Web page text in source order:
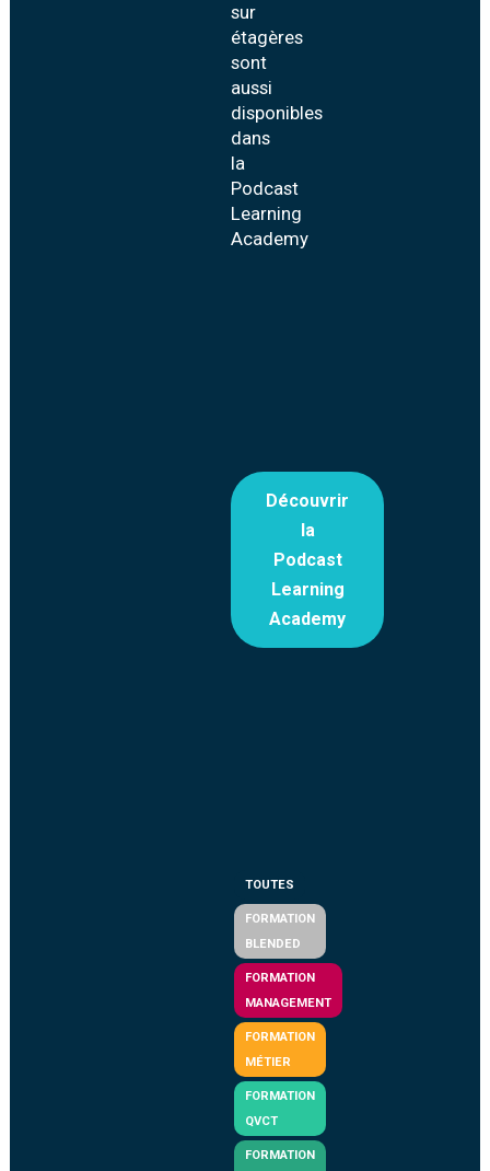
sur
étagères
sont
aussi
disponibles
dans
la
Podcast
Learning
Academy
Découvrir
la
Podcast
Learning
Academy
TOUTES
FORMATION
BLENDED
FORMATION
MANAGEMENT
FORMATION
MÉTIER
FORMATION
QVCT
FORMATION